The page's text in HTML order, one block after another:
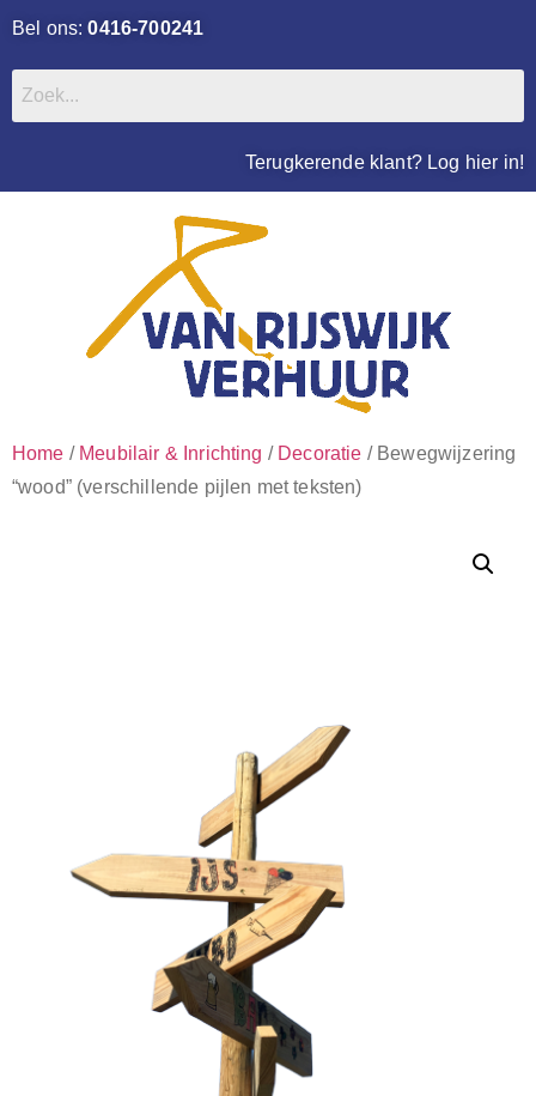
Bel ons:0416-700241
Terugkerende klant? Log hier in!
Home / Meubilair & Inrichting / Decoratie / Bewegwijzering
“wood” (verschillende pijlen met teksten)